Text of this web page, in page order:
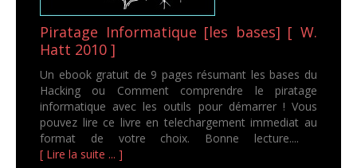
Piratage Informatique [les bases] [ W.
Hatt 2010 ]
Un ebook gratuit de 9 pages résumant les bases du
Hacking ou Comment comprendre le piratage
informatique avec les outils pour démarrer ! Vous
pouvez lire ce livre en telechargement immediat au
format de votre choix. Bonne lecture....
[ Lire la suite ... ]